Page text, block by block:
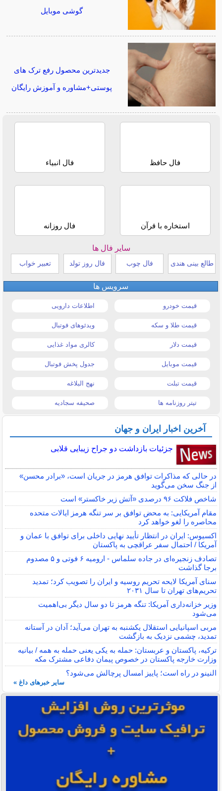
گوشی موبایل
جدیدترین محصول رفع ترک های
پوستی+مشاوره و آموزش رایگان
فال حافظ فال انبیاء
استخاره با قرآن فال روزانه
سایر فال ها
طالع بینی هندی فال چوب فال روز تولد تعبیر خواب
سرویس ها
قیمت خودرو اطلاعات دارویی
قیمت طلا و سکه ویدئوهای فوتبال
قیمت دلار کالری مواد غذایی
قیمت موبایل جدول پخش فوتبال
قیمت تبلت نهج البلاغه
تیتر روزنامه ها صحیفه سجادیه
آخرین اخبار ایران و جهان
جزئیات بازداشت دو جراح زیبایی قلابی
در حالی که مذاکرات توافق هرمز در جریان است، «برادر محسن»
از جنگ سخن می‌گوید
شاخص فلاکت ۹۶ درصدی «آتش زیر خاکستر» است
مقام آمریکایی: به محض توافق بر سر تنگه هرمز ایالات متحده
محاصره را لغو خواهد کرد
اکسیوس: ایران در انتظار تأیید نهایی داخلی برای توافق با عمان و
آمریکا / احتمال سفر عراقچی به پاکستان
تصادف زنجیره‌ای در جاده سلماس - ارومیه ۶ فوتی و ۵ مصدوم
برجا گذاشت
سنای آمریکا لایحه تحریم روسیه و ایران را تصویب کرد؛ تمدید
تحریم‌های تهران تا سال ۲۰۳۱
وزیر خزانه‌داری آمریکا: تنگه هرمز تا دو سال دیگر بی‌اهمیت
می‌شود
مربی اسپانیایی استقلال یکشنبه به تهران می‌آید؛ آدان در آستانه
تمدید، چشمی نزدیک به بازگشت
ترکیه، پاکستان و عربستان: حمله به یکی یعنی حمله به همه / بیانیه
وزارت خارجه پاکستان در خصوص پیمان دفاعی مشترک مکه
النینو در راه است؛ پاییز امسال پرچالش می‌شود؟
سایر خبرهای داغ »